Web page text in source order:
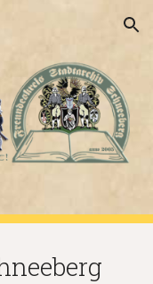
Skip to navigation